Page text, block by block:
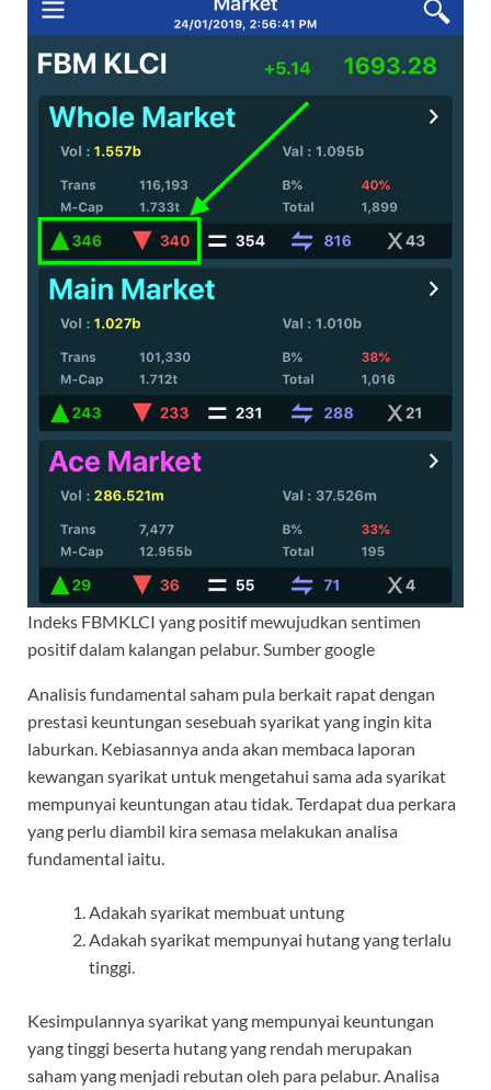
Indeks FBMKLCI yang positif mewujudkan sentimen
positif dalam kalangan pelabur. Sumber google
Analisis fundamental saham pula berkait rapat dengan
prestasi keuntungan sesebuah syarikat yang ingin kita
laburkan. Kebiasannya anda akan membaca laporan
kewangan syarikat untuk mengetahui sama ada syarikat
mempunyai keuntungan atau tidak. Terdapat dua perkara
yang perlu diambil kira semasa melakukan analisa
fundamental iaitu.
Adakah syarikat membuat untung
Adakah syarikat mempunyai hutang yang terlalu
tinggi.
Kesimpulannya syarikat yang mempunyai keuntungan
yang tinggi beserta hutang yang rendah merupakan
saham yang menjadi rebutan oleh para pelabur. Analisa